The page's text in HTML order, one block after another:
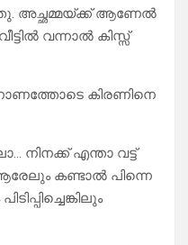
അച്ഛമ്മയ്ക്ക് ആണേൽ
വന്നാൽ കിസ്സ്
കിരണിനെ
നിനക്ക് എന്താ വട്ട്
കണ്ടാൽ പിന്നെ